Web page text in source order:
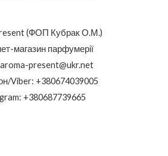
(ФОП Кубрак О.М.)
магазин парфумерії
aroma-present@ukr.net
Viber: +380674039005
+380687739665